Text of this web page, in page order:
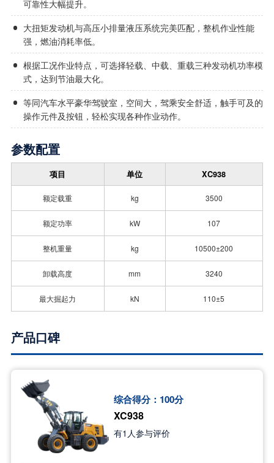
可靠性大幅提升。
大扭矩发动机与高压小排量液压系统完美匹配，整机作业性能
强，燃油消耗率低。
根据工况作业特点，可选择轻载、中载、重载三种发动机功率模
式，达到节油最大化。
等同汽车水平豪华驾驶室，空间大，驾乘安全舒适，触手可及的
操作元件及按钮，轻松实现各种作业动作。
参数配置
项目 单位 XC938
额定载重 kg 3500
额定功率 kW 107
整机重量 kg 10500±200
卸载高度 mm 3240
最大掘起力 kN 110±5
产品口碑
综合得分： 100分
XC938
有1 人参与评价